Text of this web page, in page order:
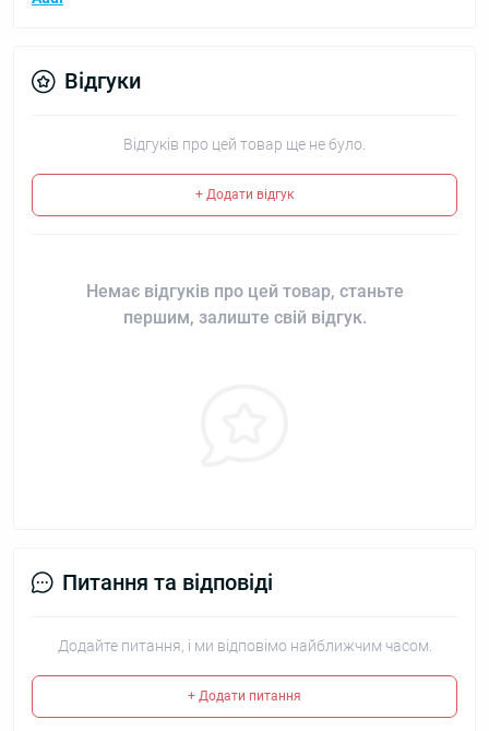
Відгуки
Відгуків про цей товар ще не було.
+ Додати відгук
Немає відгуків про цей товар, станьте
першим, залиште свій відгук.
Питання та відповіді
Додайте питання, і ми відповімо найближчим часом.
+ Додати питання